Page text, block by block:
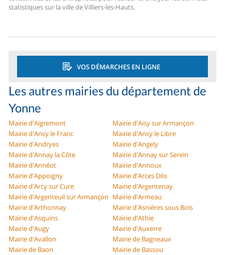
statistiques sur la ville de Villiers-les-Hauts.
VOS DÉMARCHES EN LIGNE
Les autres mairies du département de
Yonne
Mairie d'Aigremont
Mairie d'Aisy sur Armançon
Mairie d'Ancy le Franc
Mairie d'Ancy le Libre
Mairie d'Andryes
Mairie d'Angely
Mairie d'Annay la Côte
Mairie d'Annay sur Serein
Mairie d'Annéot
Mairie d'Annoux
Mairie d'Appoigny
Mairie d'Arces Dilo
Mairie d'Arcy sur Cure
Mairie d'Argentenay
Mairie d'Argenteuil sur Armançon Mairie d'Armeau
Mairie d'Arthonnay
Mairie d'Asnières sous Bois
Mairie d'Asquins
Mairie d'Athie
Mairie d'Augy
Mairie d'Auxerre
Mairie d'Avallon
Mairie de Bagneaux
Mairie de Baon
Mairie de Bassou